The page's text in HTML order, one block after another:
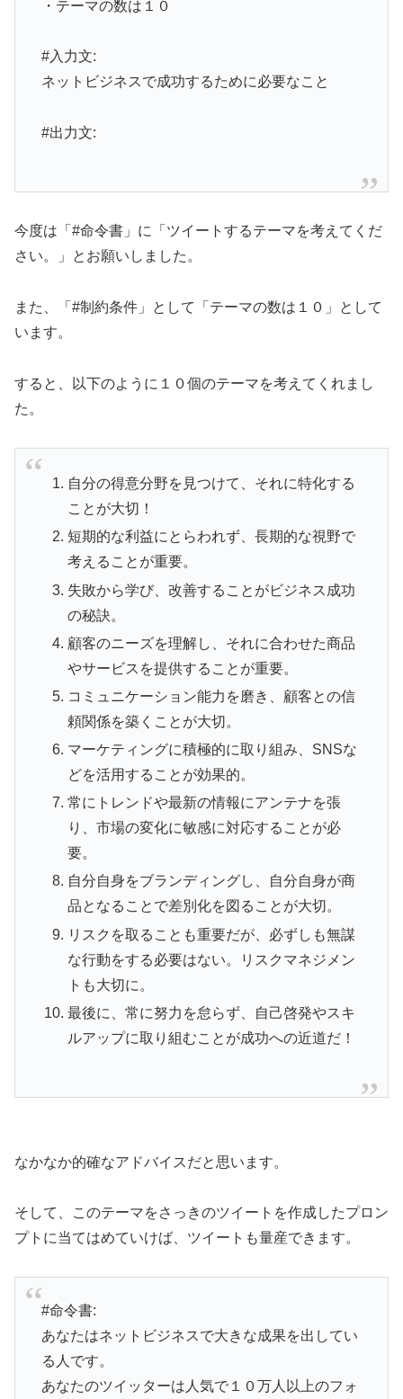
・テーマの数は１０
#入力文:
ネットビジネスで成功するために必要なこと
#出力文:
今度は「#命令書」に「ツイートするテーマを考えてくだ
さい。」とお願いしました。
また、「#制約条件」として「テーマの数は１０」として
います。
すると、以下のように１０個のテーマを考えてくれまし
た。
自分の得意分野を見つけて、それに特化する
ことが大切！
短期的な利益にとらわれず、長期的な視野で
考えることが重要。
失敗から学び、改善することがビジネス成功
の秘訣。
顧客のニーズを理解し、それに合わせた商品
やサービスを提供することが重要。
コミュニケーション能力を磨き、顧客との信
頼関係を築くことが大切。
マーケティングに積極的に取り組み、SNSな
どを活用することが効果的。
常にトレンドや最新の情報にアンテナを張
り、市場の変化に敏感に対応することが必
要。
自分自身をブランディングし、自分自身が商
品となることで差別化を図ることが大切。
リスクを取ることも重要だが、必ずしも無謀
な行動をする必要はない。リスクマネジメン
トも大切に。
最後に、常に努力を怠らず、自己啓発やスキ
ルアップに取り組むことが成功への近道だ！
なかなか的確なアドバイスだと思います。
そして、このテーマをさっきのツイートを作成したプロン
プトに当てはめていけば、ツイートも量産できます。
#命令書:
あなたはネットビジネスで大きな成果を出してい
る人です。
あなたのツイッターは人気で１０万人以上のフォ